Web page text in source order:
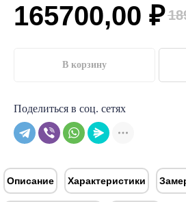
165700,00 ₽
В корзину
Поделиться в соц. сетях
Описание Характеристики